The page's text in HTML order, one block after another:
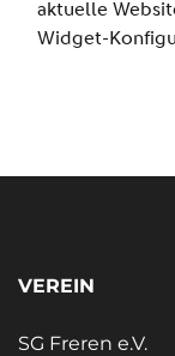
VEREIN
SG Freren e.V.